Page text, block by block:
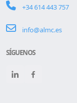
+34 614 443 757
info@almc.es
SÍGUENOS